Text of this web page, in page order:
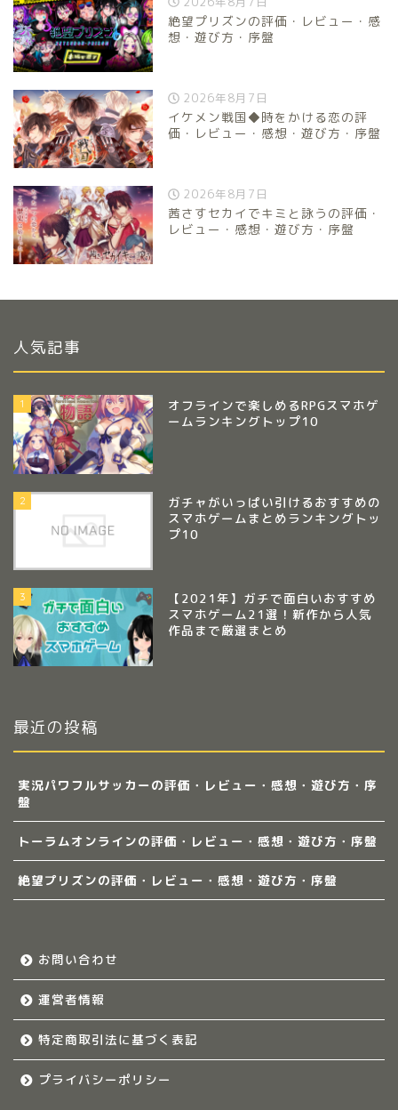
絶望プリズンの評価・レビュー・感
想・遊び方・序盤
2026年8月7日
イケメン戦国◆時をかける恋の評
価・レビュー・感想・遊び方・序盤
2026年8月7日
茜さすセカイでキミと詠うの評価・
レビュー・感想・遊び方・序盤
人気記事
1
オフラインで楽しめるRPGスマホゲ
ームランキングトップ10
2
ガチャがいっぱい引けるおすすめの
スマホゲームまとめランキングトッ
プ10
3
【2021年】ガチで面白いおすすめ
スマホゲーム21選！新作から人気
作品まで厳選まとめ
最近の投稿
実況パワフルサッカーの評価・レビュー・感想・遊び方・序
盤
トーラムオンラインの評価・レビュー・感想・遊び方・序盤
絶望プリズンの評価・レビュー・感想・遊び方・序盤
お問い合わせ
運営者情報
特定商取引法に基づく表記
プライバシーポリシー